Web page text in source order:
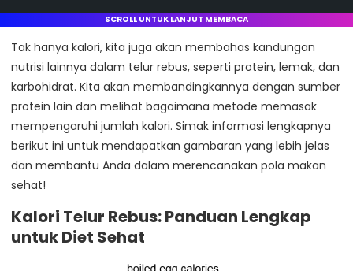
SCROLL UNTUK LANJUT MEMBACA
Tak hanya kalori, kita juga akan membahas kandungan
nutrisi lainnya dalam telur rebus, seperti protein, lemak, dan
karbohidrat. Kita akan membandingkannya dengan sumber
protein lain dan melihat bagaimana metode memasak
mempengaruhi jumlah kalori. Simak informasi lengkapnya
berikut ini untuk mendapatkan gambaran yang lebih jelas
dan membantu Anda dalam merencanakan pola makan
sehat!
Kalori Telur Rebus: Panduan Lengkap
untuk Diet Sehat